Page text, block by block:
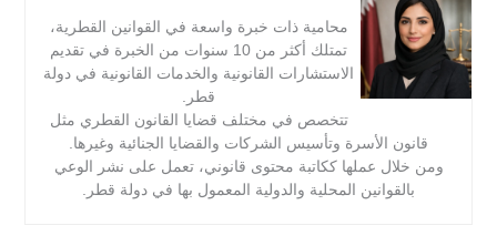
محامية ذات خبرة واسعة في القوانين القطرية،
تمتلك أكثر من 10 سنوات من الخبرة في تقديم
الاستشارات القانونية والخدمات القانونية في دولة
قطر.
تتخصص في مختلف قضايا القانون القطري مثل
قانون الأسرة وتأسيس الشركات والقضايا الجنائية وغيرها.
ومن خلال عملها ككاتبة محتوى قانوني، تعمل على نشر الوعي
بالقوانين المحلية والدولية المعمول بها في دولة قطر.